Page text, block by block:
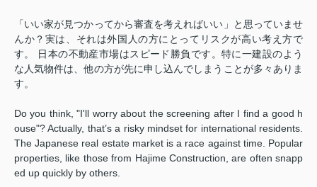
「いい家が見つかってから審査を考えればいい」と思っていませ
んか？実は、それは外国人の方にとってリスクが高い考え方で
す。 日本の不動産市場はスピード勝負です。特に一建設のよう
な人気物件は、他の方が先に申し込んでしまうことが多々ありま
す。
Do you think, "I'll worry about the screening after I find a good h
ouse"? Actually, that’s a risky mindset for international residents.
The Japanese real estate market is a race against time. Popular
properties, like those from Hajime Construction, are often snapp
ed up quickly by others.